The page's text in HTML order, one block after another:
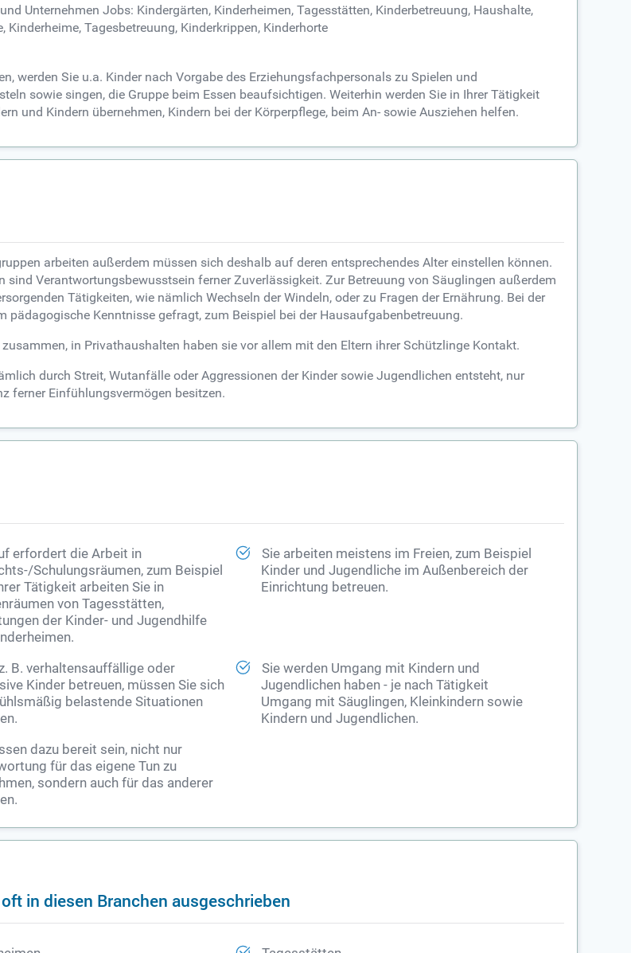
Unternehmen Jobs: Kindergärten, Kinderheimen, Tagesstätten, Kinderbetreuung, Haushalte,
Tagesbetreuung, Kinderkrippen, Kinderhorte
werden Sie u.a. Kinder nach Vorgabe des Erziehungsfachpersonals zu Spielen und
sowie singen, die Gruppe beim Essen beaufsichtigen. Weiterhin werden Sie in Ihrer Tätigkeit
und Kindern übernehmen, Kindern bei der Körperpflege, beim An- sowie Ausziehen helfen.
arbeiten außerdem müssen sich deshalb auf deren entsprechendes Alter einstellen können.
Verantwortungsbewusstsein ferner Zuverlässigkeit. Zur Betreuung von Säuglingen außerdem
Tätigkeiten, wie nämlich Wechseln der Windeln, oder zu Fragen der Ernährung. Bei der
Kenntnisse gefragt, zum Beispiel bei der Hausaufgabenbetreuung.
in Privathaushalten haben sie vor allem mit den Eltern ihrer Schützlinge Kontakt.
durch Streit, Wutanfälle oder Aggressionen der Kinder sowie Jugendlichen entsteht, nur
ferner Einfühlungsvermögen besitzen.
erfordert die Arbeit in
Schulungsräumen, zum Beispiel
Tätigkeit arbeiten Sie in
von Tagesstätten,
der Kinder- und Jugendhilfe
Sie arbeiten meistens im Freien, zum Beispiel
Kinder und Jugendliche im Außenbereich der
Einrichtung betreuen.
B. verhaltensauffällige oder
Kinder betreuen, müssen Sie sich
belastende Situationen
Sie werden Umgang mit Kindern und
Jugendlichen haben - je nach Tätigkeit
Umgang mit Säuglingen, Kleinkindern sowie
Kindern und Jugendlichen.
dazu bereit sein, nicht nur
für das eigene Tun zu
sondern auch für das anderer
in diesen Branchen ausgeschrieben